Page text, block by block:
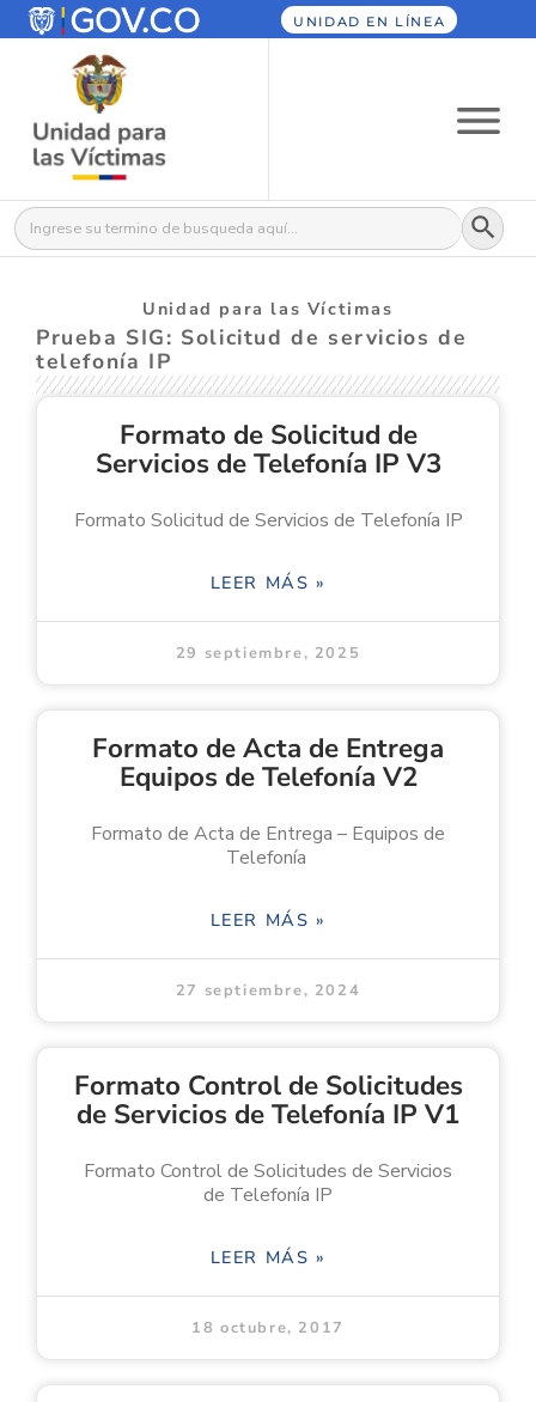
UNIDAD EN LÍNEA
Buscar: Botón
Unidad para las Víctimas
Prueba SIG: Solicitud de servicios de
telefonía IP
Formato de Solicitud de
Servicios de Telefonía IP V3
Formato Solicitud de Servicios de Telefonía IP
LEER MÁS »
29 septiembre, 2025
Formato de Acta de Entrega
Equipos de Telefonía V2
Formato de Acta de Entrega – Equipos de
Telefonía
LEER MÁS »
27 septiembre, 2024
Formato Control de Solicitudes
de Servicios de Telefonía IP V1
Formato Control de Solicitudes de Servicios
de Telefonía IP
LEER MÁS »
18 octubre, 2017